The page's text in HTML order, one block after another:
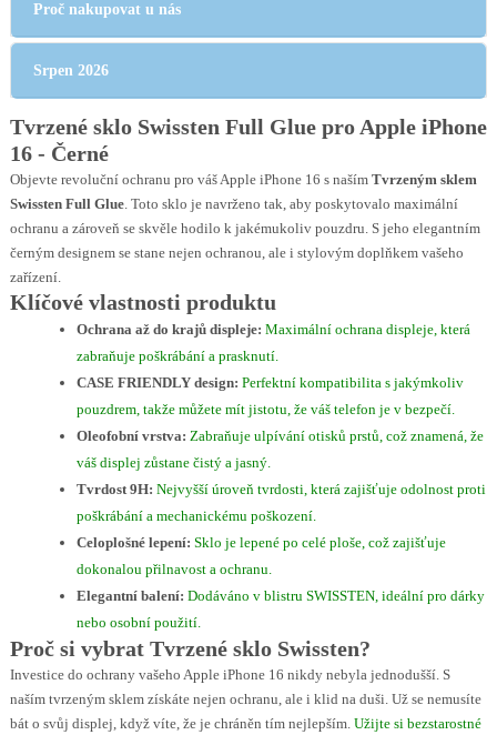
Proč nakupovat u nás
Srpen 2026
Tvrzené sklo Swissten Full Glue pro Apple iPhone
16 - Černé
Objevte revoluční ochranu pro váš Apple iPhone 16 s naším Tvrzeným sklem
Swissten Full Glue. Toto sklo je navrženo tak, aby poskytovalo maximální
ochranu a zároveň se skvěle hodilo k jakémukoliv pouzdru. S jeho elegantním
černým designem se stane nejen ochranou, ale i stylovým doplňkem vašeho
zařízení.
Klíčové vlastnosti produktu
Ochrana až do krajů displeje: Maximální ochrana displeje, která
zabraňuje poškrábání a prasknutí.
CASE FRIENDLY design: Perfektní kompatibilita s jakýmkoliv
pouzdrem, takže můžete mít jistotu, že váš telefon je v bezpečí.
Oleofobní vrstva: Zabraňuje ulpívání otisků prstů, což znamená, že
váš displej zůstane čistý a jasný.
Tvrdost 9H: Nejvyšší úroveň tvrdosti, která zajišťuje odolnost proti
poškrábání a mechanickému poškození.
Celoplošné lepení: Sklo je lepené po celé ploše, což zajišťuje
dokonalou přilnavost a ochranu.
Elegantní balení: Dodáváno v blistru SWISSTEN, ideální pro dárky
nebo osobní použití.
Proč si vybrat Tvrzené sklo Swissten?
Investice do ochrany vašeho Apple iPhone 16 nikdy nebyla jednodušší. S
naším tvrzeným sklem získáte nejen ochranu, ale i klid na duši. Už se nemusíte
bát o svůj displej, když víte, že je chráněn tím nejlepším. Užijte si bezstarostné